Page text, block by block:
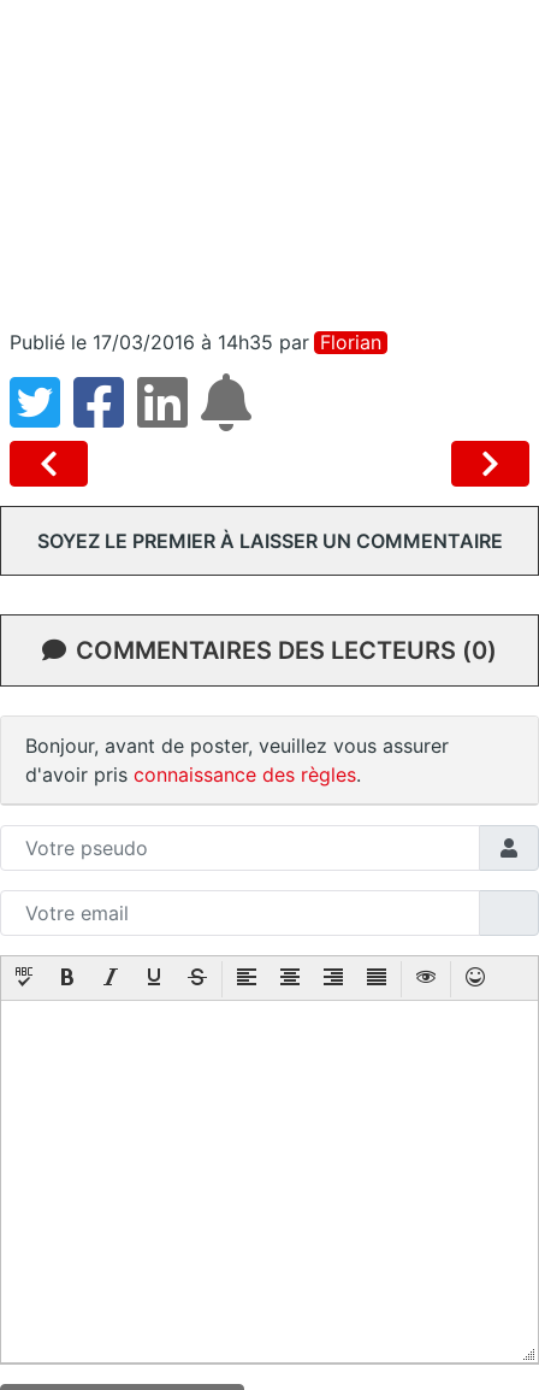
Publié le 17/03/2016 à 14h35 par Florian
SOYEZ LE PREMIER À LAISSER UN COMMENTAIRE
COMMENTAIRES DES LECTEURS (0)
Bonjour, avant de poster, veuillez vous assurer
d'avoir pris connaissance des règles.